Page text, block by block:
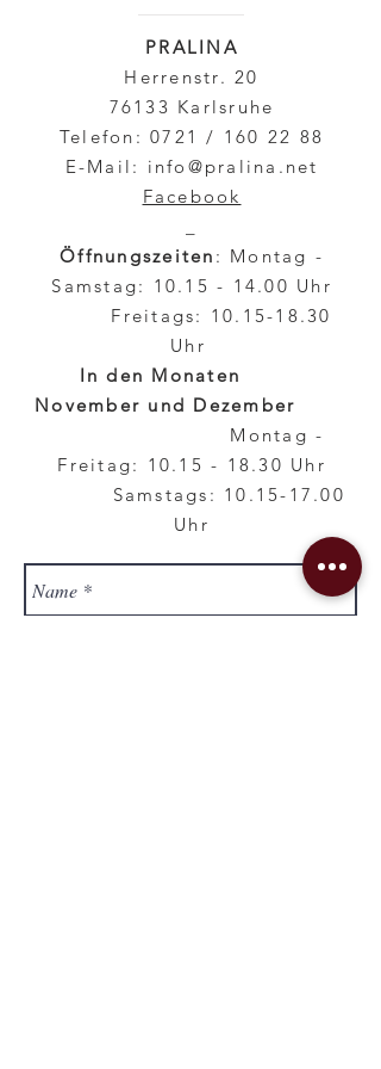
PRALINA
Herrenstr. 20
76133 Karlsruhe
Telefon: 0721 / 160 22 88
E-Mail: info@pralina.net
Facebook
Öffnungszeiten : Montag -
Samstag: 10.15 - 14.00 Uhr
Freitags: 10.15-18.30
Uhr
In den Monaten
November und Dezember
Montag -
Freitag: 10.15 - 18.30 Uhr
Samstags: 10.15-17.00
Uhr